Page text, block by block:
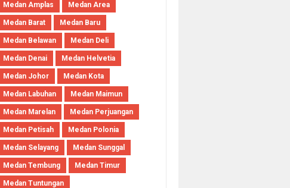
Medan Amplas Medan Area
Medan Barat Medan Baru
Medan Belawan Medan Deli
Medan Denai Medan Helvetia
Medan Johor Medan Kota
Medan Labuhan Medan Maimun
Medan Marelan Medan Perjuangan
Medan Petisah Medan Polonia
Medan Selayang Medan Sunggal
Medan Tembung Medan Timur
Medan Tuntungan